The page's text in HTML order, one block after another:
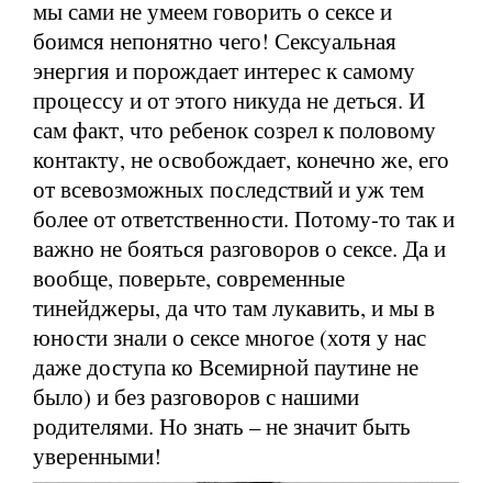
мы сами не умеем говорить о сексе и
боимся непонятно чего! Сексуальная
энергия и порождает интерес к самому
процессу и от этого никуда не деться. И
сам факт, что ребенок созрел к половому
контакту, не освобождает, конечно же, его
от всевозможных последствий и уж тем
более от ответственности. Потому-то так и
важно не бояться разговоров о сексе. Да и
вообще, поверьте, современные
тинейджеры, да что там лукавить, и мы в
юности знали о сексе многое (хотя у нас
даже доступа ко Всемирной паутине не
было) и без разговоров с нашими
родителями. Но знать – не значит быть
уверенными!